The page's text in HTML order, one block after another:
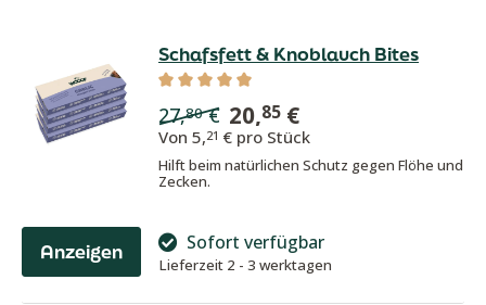
Anzeigen
Schafsfett & Knoblauch Bites
Durchschnittliche Bewertung von 5
20,85 €
27,80€
Von 5,21 € pro Stück
Hilft beim natürlichen Schutz gegen Flöhe und
Zecken.
Sofort verfügbar
Lieferzeit 2 - 3 werktagen